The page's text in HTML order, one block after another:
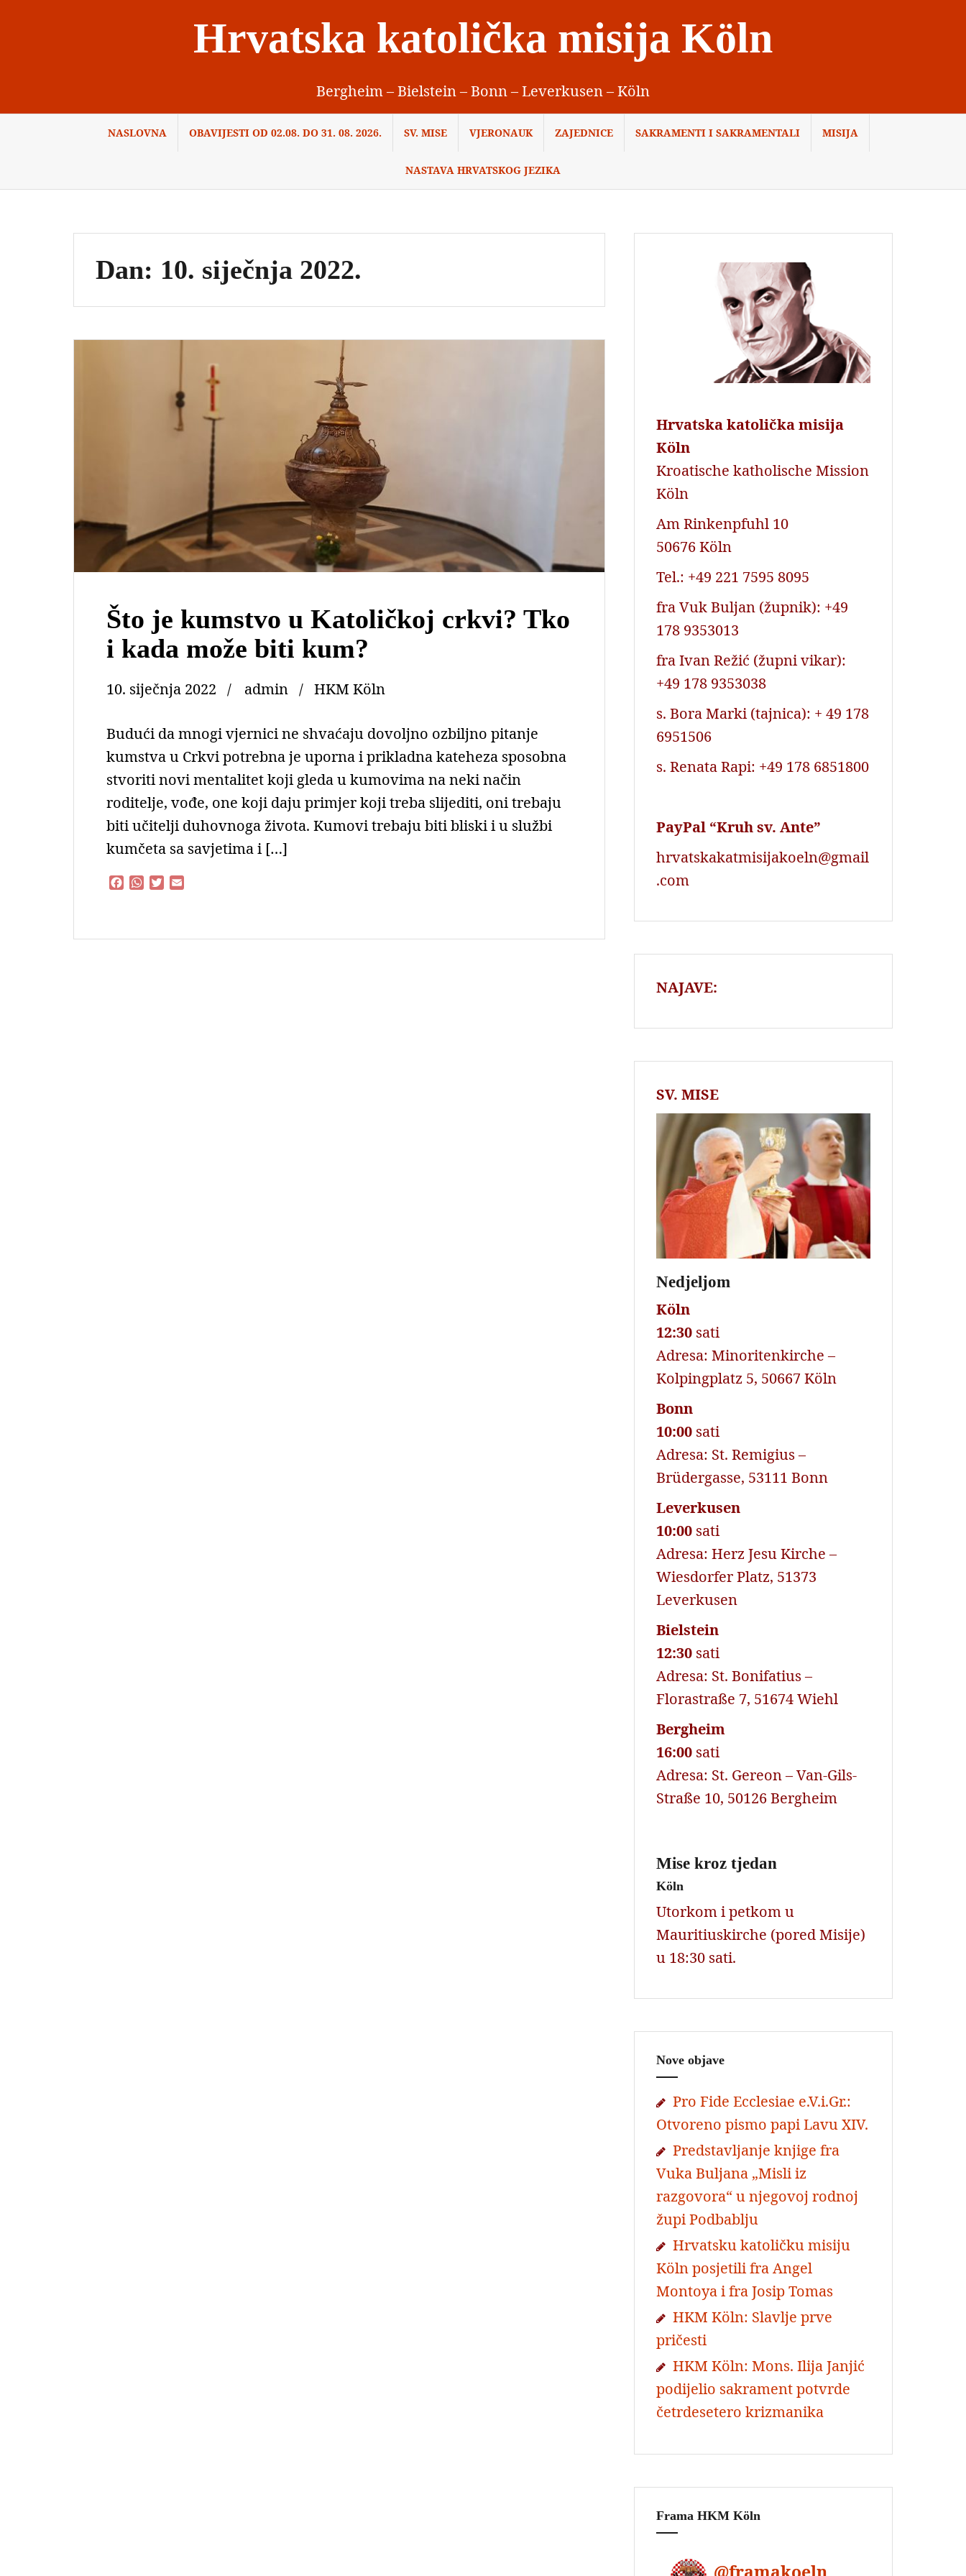
Hrvatska katolička misija Köln
Bergheim – Bielstein – Bonn – Leverkusen – Köln
NASLOVNA OBAVIJESTI OD 02.08. DO 31. 08. 2026. SV. MISE VJERONAUK ZAJEDNICE SAKRAMENTI I SAKRAMENTALI MISIJA
NASTAVA HRVATSKOG JEZIKA
Dan: 10. siječnja 2022.
Što je kumstvo u Katoličkoj crkvi? Tko
i kada može biti kum?
10. siječnja 2022 admin HKM Köln
Budući da mnogi vjernici ne shvaćaju dovoljno ozbiljno pitanje
kumstva u Crkvi potrebna je uporna i prikladna kateheza sposobna
stvoriti novi mentalitet koji gleda u kumovima na neki način
roditelje, vođe, one koji daju primjer koji treba slijediti, oni trebaju
biti učitelji duhovnoga života. Kumovi trebaju biti bliski i u službi
kumčeta sa savjetima i […]
b
W
s
t
l
Hrvatska katolička misija
Köln
Kroatische katholische Mission
Köln
Am Rinkenpfuhl 10
50676 Köln
Tel.: +49 221 7595 8095
fra Vuk Buljan (župnik): +49
178 9353013
fra Ivan Režić (župni vikar):
+49 178 9353038
s. Bora Marki (tajnica): + 49 178
6951506
s. Renata Rapi: +49 178 6851800
PayPal “Kruh sv. Ante”
hrvatskakatmisijakoeln@gmail
.com
NAJAVE:
SV. MISE
Nedjeljom
Köln
12:30 sati
Adresa: Minoritenkirche –
Kolpingplatz 5, 50667 Köln
Bonn
10:00 sati
Adresa: St. Remigius –
Brüdergasse, 53111 Bonn
Leverkusen
10:00 sati
Adresa: Herz Jesu Kirche –
Wiesdorfer Platz, 51373
Leverkusen
Bielstein
12:30 sati
Adresa: St. Bonifatius –
Florastraße 7, 51674 Wiehl
Bergheim
16:00 sati
Adresa: St. Gereon – Van-Gils-
Straße 10, 50126 Bergheim
Mise kroz tjedan
Köln
Utorkom i petkom u
Mauritiuskirche (pored Misije)
u 18:30 sati.
Nove objave
Pro Fide Ecclesiae e.V.i.Gr.:
Otvoreno pismo papi Lavu XIV.
Predstavljanje knjige fra
Vuka Buljana „Misli iz
razgovora“ u njegovoj rodnoj
župi Podbablju
Hrvatsku katoličku misiju
Köln posjetili fra Angel
Montoya i fra Josip Tomas
HKM Köln: Slavlje prve
pričesti
HKM Köln: Mons. Ilija Janjić
podijelio sakrament potvrde
četrdesetero krizmanika
Frama HKM Köln